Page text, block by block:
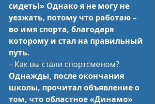
сидеть!» Однако я не могу не
уезжать, потому что работаю –
во имя спорта, благодаря
которому и стал на правильный
путь.
– Как вы стали спортсменом?
Однажды, после окончания
школы, прочитал объявление о
том, что областное «Динамо»